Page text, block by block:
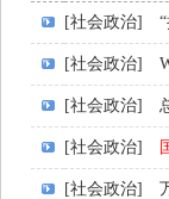
[社会政治]
[社会政治]
[社会政治]
[社会政治]
[社会政治]